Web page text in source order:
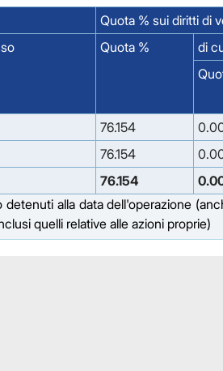
Quota % sui diritti di
Quota %
di
76.154
76.154
76.154
alla data dell'operazione
quelli relative alle azioni proprie)